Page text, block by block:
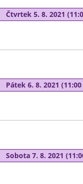
Čtvrtek 5. 8. 2021
Pátek 6. 8. 2021
Sobota 7. 8. 2021